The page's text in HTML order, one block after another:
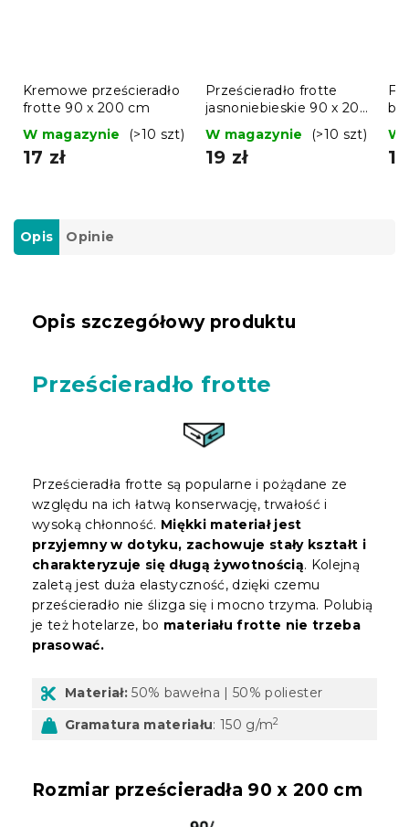
Kremowe prześcieradło
frotte 90 x 200 cm
W magazynie
(>10 szt)
17 zł
Prześcieradło frotte
jasnoniebieskie 90 x 200
W magazynie (>10 szt)
19 zł
W
Opis Opinie
Opis szczegółowy produktu
Prześcieradło frotte
Prześcieradła frotte są popularne i pożądane ze
względu na ich łatwą konserwację, trwałość i
wysoką chłonność. Miękki materiał jest
przyjemny w dotyku, zachowuje stały kształt i
charakteryzuje się długą żywotnością. Kolejną
zaletą jest duża elastyczność, dzięki czemu
prześcieradło nie ślizga się i mocno trzyma. Polubią
je też hotelarze, bo materiału frotte nie trzeba
prasować.
Materiał: 50% bawełna | 50% poliester
Gramatura materiału: 150 g/m2
Rozmiar prześcieradła 90 x 200 cm